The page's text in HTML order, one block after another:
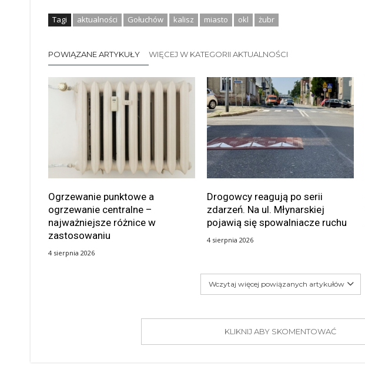
Tagi aktualności Gołuchów kalisz miasto okl żubr
POWIĄZANE ARTYKUŁY WIĘCEJ W KATEGORII AKTUALNOŚCI
Ogrzewanie punktowe a
ogrzewanie centralne –
najważniejsze różnice w
zastosowaniu
4 sierpnia 2026
Drogowcy reagują po serii
zdarzeń. Na ul. Młynarskiej
pojawią się spowalniacze ruchu
4 sierpnia 2026
Wczytaj więcej powiązanych artykułów
KLIKNIJ ABY SKOMENTOWAĆ